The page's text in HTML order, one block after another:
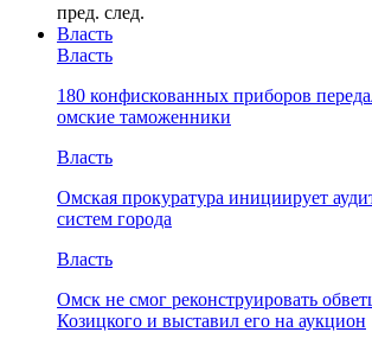
пред. след.
Власть
Власть
180 конфискованных приборов
омские таможенники
Власть
Омская прокуратура инициирует
систем города
Власть
Омск не смог реконструировать
Козицкого и выставил его на аукцион